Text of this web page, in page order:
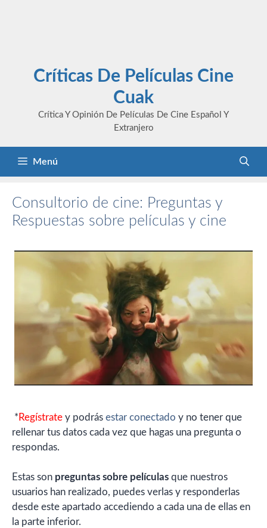
Críticas De Películas Cine
Cuak
Crítica Y Opinión De Películas De Cine Español Y
Extranjero
Menú
Consultorio de cine: Preguntas y
Respuestas sobre películas y cine
* Regístrate y podrás estar conectado y no tener que
rellenar tus datos cada vez que hagas una pregunta o
respondas.
Estas son preguntas sobre películas que nuestros
usuarios han realizado, puedes verlas y responderlas
desde este apartado accediendo a cada una de ellas en
la parte inferior.